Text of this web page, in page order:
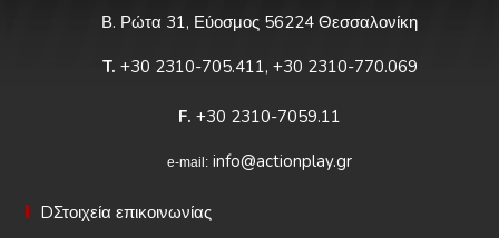
Β. Ρώτα 31, Εύοσμος 56224 Θεσσαλονίκη
T. +30 2310-705.411, +30 2310-770.069
F. +30 2310-7059.11
e-mail: info@actionplay.gr
DΣτοιχεία επικοινωνίας